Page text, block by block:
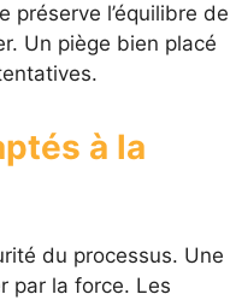
l’équilibre de
Un piège bien placé
à la
du processus. Une
par la force. Les